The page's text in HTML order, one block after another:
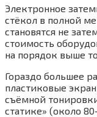
Электронное
стёкол в полной
становятся не
стоимость
на порядок выше
Гораздо большее
пластиковые
съёмной
статике» (около